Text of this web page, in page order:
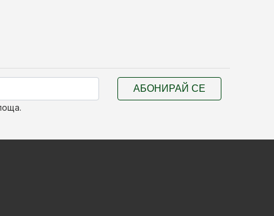
АБОНИРАЙ СЕ